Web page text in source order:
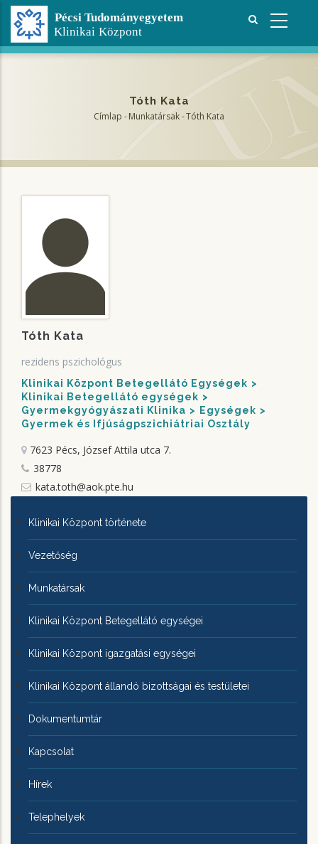
Ugrás
tartalomra
Tóth Kata
Címlap -Munkatársak-Tóth Kata
Tóth Kata
rezidens pszichológus
Klinikai Központ Betegellátó Egységek
Klinikai Betegellátó egységek
Gyermekgyógyászati Klinika
Egységek
Gyermek és Ifjúságpszichiátriai Osztály
7623 Pécs, József Attila utca 7.
38778
kata.toth@aok.pte.hu
KLINIKAI
KÖZPONTRÓL
Klinikai Központ története
Vezetőség
Munkatársak
Klinikai Központ Betegellátó egységei
Klinikai Központ igazgatási egységei
Klinikai Központ állandó bizottságai és testületei
Dokumentumtár
Kapcsolat
Hírek
Telephelyek